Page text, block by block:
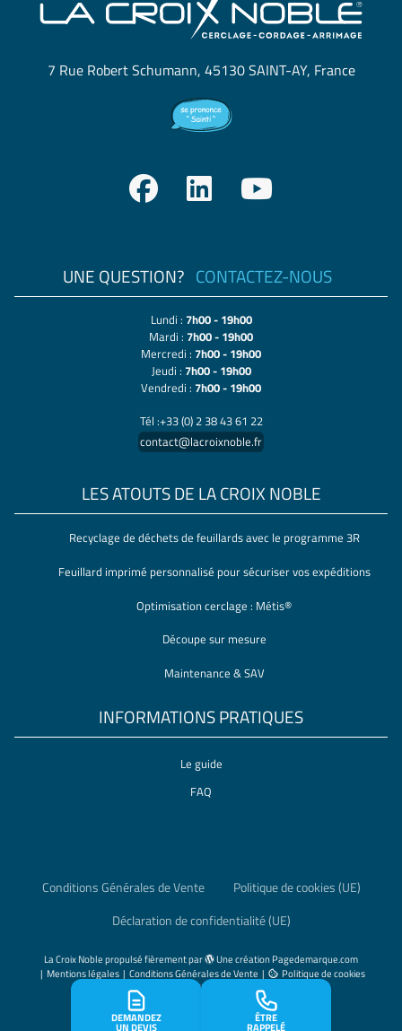
7 Rue Robert Schumann, 45130 SAINT-AY, France
UNE QUESTION? CONTACTEZ-NOUS
Lundi : 7h00 - 19h00
Mardi : 7h00 - 19h00
Mercredi : 7h00 - 19h00
Jeudi : 7h00 - 19h00
Vendredi : 7h00 - 19h00
Tél :+33 (0) 2 38 43 61 22
contact@lacroixnoble.fr
LES ATOUTS DE LA CROIX NOBLE
Recyclage de déchets de feuillards avec le programme 3R
Feuillard imprimé personnalisé pour sécuriser vos expéditions
Optimisation cerclage : Métis®
Découpe sur mesure
Maintenance & SAV
INFORMATIONS PRATIQUES
Le guide
FAQ
Conditions Générales de Vente
Politique de cookies (UE)
Déclaration de confidentialité (UE)
La Croix Noblepropulsé fièrement par Une créationPagedemarque.com
| Mentions légales | Conditions Générales de Vente |
Politique de cookies
(UE)
DEMANDEZ
UN DEVIS
ÊTRE
RAPPELÉ